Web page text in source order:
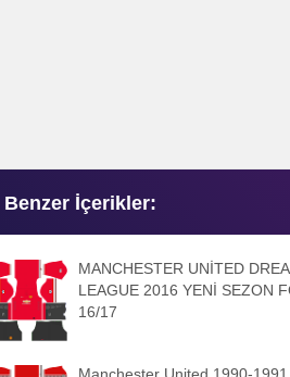
Benzer İçerikler:
MANCHESTER UNİTED
LEAGUE 2016 YENİ SEZON
16/17